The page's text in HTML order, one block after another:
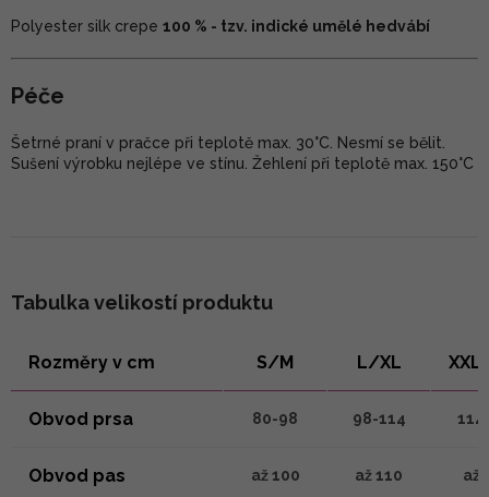
Polyester silk crepe 100 % - tzv. indické umělé hedvábí
Péče
Šetrné praní v pračce při teplotě max. 30°C. Nesmí se bělit.
Sušení výrobku nejlépe ve stínu. Žehlení při teplotě max. 150°C
Tabulka velikostí produktu
Rozměry v cm S/M L/XL
Obvod prsa 80-98 98-114
Obvod pas až 100 až 110 až